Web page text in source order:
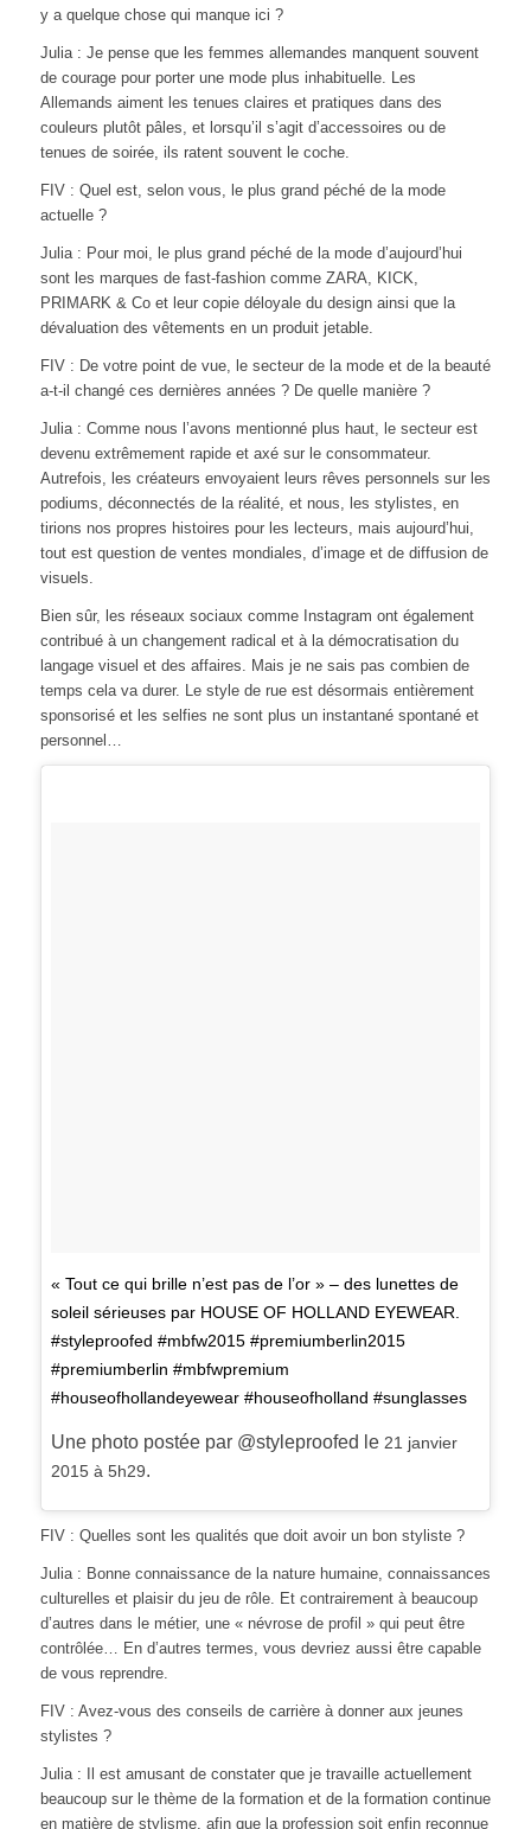
y a quelque chose qui manque ici ?
Julia : Je pense que les femmes allemandes manquent souvent
de courage pour porter une mode plus inhabituelle. Les
Allemands aiment les tenues claires et pratiques dans des
couleurs plutôt pâles, et lorsqu’il s’agit d’accessoires ou de
tenues de soirée, ils ratent souvent le coche.
FIV : Quel est, selon vous, le plus grand péché de la mode
actuelle ?
Julia : Pour moi, le plus grand péché de la mode d’aujourd’hui
sont les marques de fast-fashion comme ZARA, KICK,
PRIMARK & Co et leur copie déloyale du design ainsi que la
dévaluation des vêtements en un produit jetable.
FIV : De votre point de vue, le secteur de la mode et de la beauté
a-t-il changé ces dernières années ? De quelle manière ?
Julia : Comme nous l’avons mentionné plus haut, le secteur est
devenu extrêmement rapide et axé sur le consommateur.
Autrefois, les créateurs envoyaient leurs rêves personnels sur les
podiums, déconnectés de la réalité, et nous, les stylistes, en
tirions nos propres histoires pour les lecteurs, mais aujourd’hui,
tout est question de ventes mondiales, d’image et de diffusion de
visuels.
Bien sûr, les réseaux sociaux comme Instagram ont également
contribué à un changement radical et à la démocratisation du
langage visuel et des affaires. Mais je ne sais pas combien de
temps cela va durer. Le style de rue est désormais entièrement
sponsorisé et les selfies ne sont plus un instantané spontané et
personnel…
« Tout ce qui brille n’est pas de l’or » – des lunettes de
soleil sérieuses par HOUSE OF HOLLAND EYEWEAR.
#styleproofed #mbfw2015 #premiumberlin2015
#premiumberlin #mbfwpremium
#houseofhollandeyewear #houseofholland #sunglasses
Une photo postée par @styleproofed le 21 janvier
2015 à 5h29.
FIV : Quelles sont les qualités que doit avoir un bon styliste ?
Julia : Bonne connaissance de la nature humaine, connaissances
culturelles et plaisir du jeu de rôle. Et contrairement à beaucoup
d’autres dans le métier, une « névrose de profil » qui peut être
contrôlée… En d’autres termes, vous devriez aussi être capable
de vous reprendre.
FIV : Avez-vous des conseils de carrière à donner aux jeunes
stylistes ?
Julia : Il est amusant de constater que je travaille actuellement
beaucoup sur le thème de la formation et de la formation continue
en matière de stylisme, afin que la profession soit enfin reconnue